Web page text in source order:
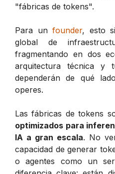
"fábricas de tokens".
Para unfounder, esto
global de
fragmentando en dos
arquitectura técnica y
dependerán de qué
operes.
Las fábricas de tokens
optimizados para
IA a gran escala. No
capacidad de generar
o agentes como un